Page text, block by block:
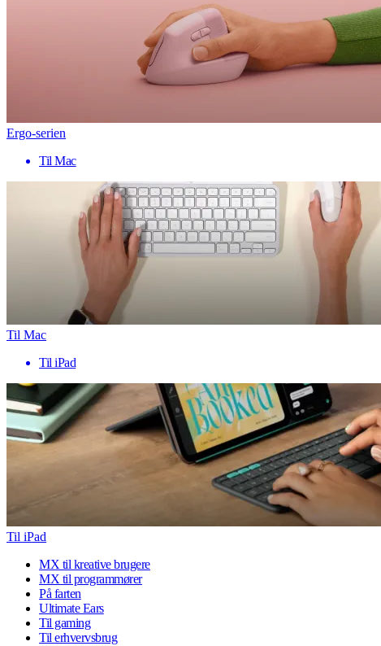
Ergo-serien
Til Mac
Til Mac
Til iPad
Til iPad
MX til kreative brugere
MX til programmører
På farten
Ultimate Ears
Til gaming
Til erhvervsbrug